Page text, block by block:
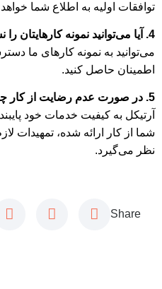
توافقات اولیه به اطلاع شما
4. آیا می‌توانید نمونه کارهایتان را نشان دهید؟
می‌توانید به نمونه کارهای ما
اطمینان حاصل کنید.
5. در صورت عدم رضایت از کار چه تضمینی وجود دارد؟
آرتیکل به کیفیت خدمات خود
شما از کار ارائه شده، تمهیدات
نظر می‌گیرد.
Share